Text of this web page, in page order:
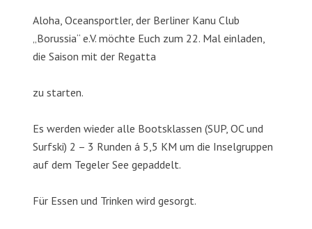
Aloha, Oceansportler, der Berliner Kanu Club
„Borussia“ e.V. möchte Euch zum 22. Mal einladen,
die Saison mit der Regatta
zu starten.
Es werden wieder alle Bootsklassen (SUP, OC und
Surfski) 2 – 3 Runden á 5,5 KM um die Inselgruppen
auf dem Tegeler See gepaddelt.
Für Essen und Trinken wird gesorgt.